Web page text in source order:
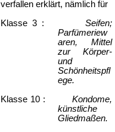
verfallen erklärt, nämlich für
Klasse 3 : Seifen;
Parfümeriew
aren, Mittel
zur Körper-
und
Schönheitspfl
ege.
Klasse 10 : Kondome,
künstliche
Gliedmaßen.